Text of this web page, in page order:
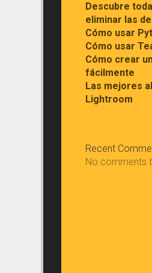
Descubre
eliminar las
Cómo usar
Cómo usar
Cómo crear
fácilmente
Las mejores
Lightroom
Recent
No comments